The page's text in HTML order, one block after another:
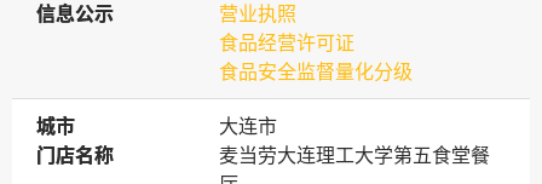
信息公示
信息公示
营业执照
食品经营许可证
食品安全监督量化分级
城市
城市
大连市
门店名称
门店名称
麦当劳大连理工大学第五食堂餐